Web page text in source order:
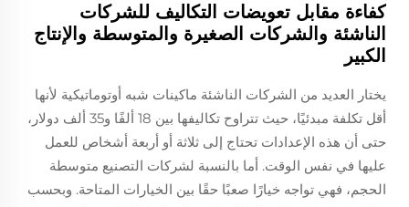
كفاءة مقابل تعويضات التكاليف للشركات
الناشئة والشركات الصغيرة والمتوسطة والإنتاج
الكبير
يختار العديد من الشركات الناشئة ماكينات شبه أوتوماتيكية لأنها
أقل تكلفة مبدئيًا، حيث تتراوح تكاليفها بين 18 ألفًا و35 ألف دولار،
حتى أن هذه الإعدادات تحتاج إلى ثلاثة أو أربعة أشخاص للعمل
عليها في نفس الوقت. أما بالنسبة لشركات التصنيع متوسطة
الحجم، فهي تواجه خيارًا صعبًا حقًا بين الخيارات المتاحة. وبحسب